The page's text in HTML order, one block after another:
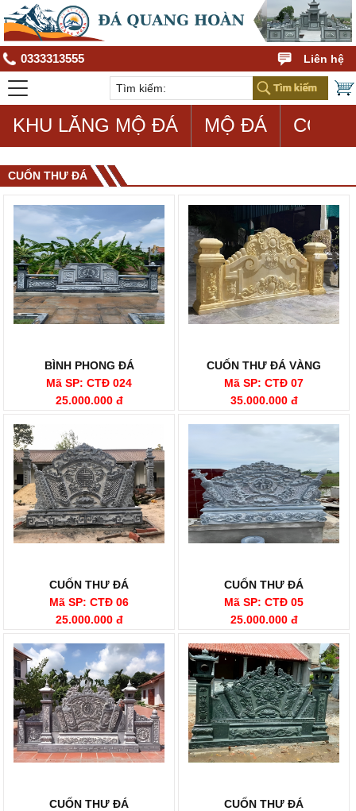
0333313555 Liên hệ
KHU LĂNG MỘ ĐÁ MỘ ĐÁ CON
CUỐN THƯ ĐÁ
BÌNH PHONG ĐÁ
Mã SP: CTĐ 024
25.000.000 đ
CUỐN THƯ ĐÁ VÀNG
Mã SP: CTĐ 07
35.000.000 đ
CUỐN THƯ ĐÁ
Mã SP: CTĐ 06
25.000.000 đ
CUỐN THƯ ĐÁ
Mã SP: CTĐ 05
25.000.000 đ
CUỐN THƯ ĐÁ
CUỐN THƯ ĐÁ